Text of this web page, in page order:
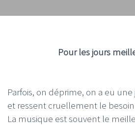
Pour les jours
Parfois, on déprime, on a eu
et ressent cruellement le
La musique est souvent le